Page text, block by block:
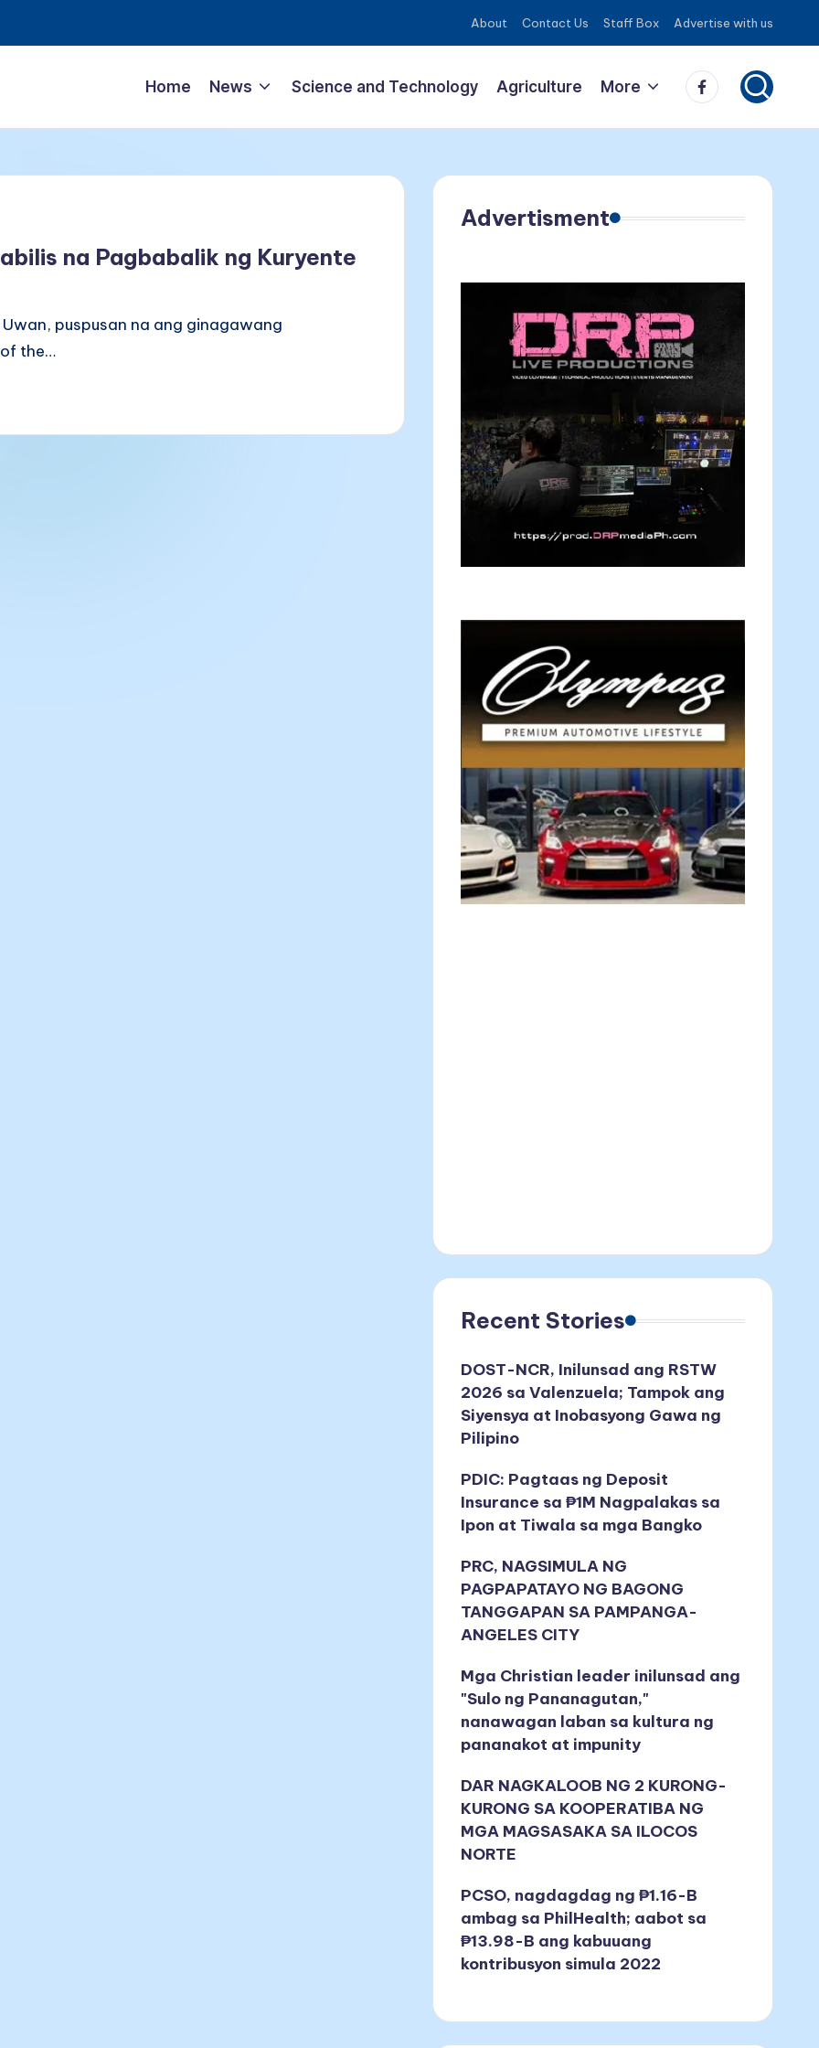
About Contact Us Staff Box Advertise with us
Home News Science and Technology Agriculture More Facebook
na Pagbabalik ng Kuryente
puspusan na ang ginagawang
the…
Advertisment
Recent Stories
DOST-NCR, Inilunsad ang RSTW
2026 sa Valenzuela; Tampok ang
Siyensya at Inobasyong Gawa ng
Pilipino
PDIC: Pagtaas ng Deposit
Insurance sa ₱1M Nagpalakas sa
Ipon at Tiwala sa mga Bangko
PRC, NAGSIMULA NG
PAGPAPATAYO NG BAGONG
TANGGAPAN SA PAMPANGA-
ANGELES CITY
Mga Christian leader inilunsad ang
"Sulo ng Pananagutan,"
nanawagan laban sa kultura ng
pananakot at impunity
DAR NAGKALOOB NG 2 KURONG-
KURONG SA KOOPERATIBA NG
MGA MAGSASAKA SA ILOCOS
NORTE
PCSO, nagdagdag ng ₱1.16-B
ambag sa PhilHealth; aabot sa
₱13.98-B ang kabuuang
kontribusyon simula 2022